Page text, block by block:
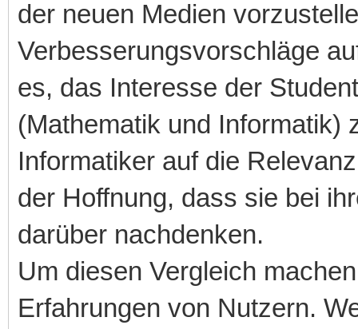
der neuen Medien
Verbesserungsvorschläge
es, das Interesse der
(Mathematik und Informatik)
Informatiker auf die
der Hoffnung, dass sie bei
darüber nachdenken.
Um diesen Vergleich
Erfahrungen von Nutzern.